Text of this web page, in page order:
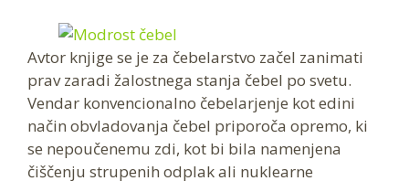
Avtor knjige se je za čebelarstvo začel zanimati
prav zaradi žalostnega stanja čebel po svetu.
Vendar konvencionalno čebelarjenje kot edini
način obvladovanja čebel priporoča opremo, ki
se nepoučenemu zdi, kot bi bila namenjena
čiščenju strupenih odplak ali nuklearne